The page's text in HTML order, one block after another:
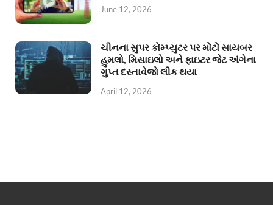
June 12, 2026
ચીનના સુપર કોમ્પ્યુટર પર મોટો સાયબર
હુમલો, મિસાઇલો અને ફાઇટર જેટ અંગેના
ગુપ્ત દસ્તાવેજો લીક થયા
April 12, 2026